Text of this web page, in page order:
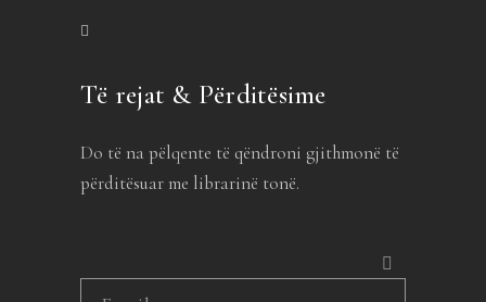
Të rejat & Përditësime
Do të na pëlqente të qëndroni gjithmonë të
përditësuar me librarinë tonë.